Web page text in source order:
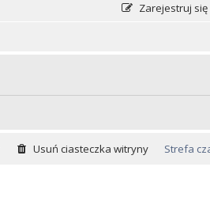
Zarejestruj się
Strefa
Usuń ciasteczka witryny